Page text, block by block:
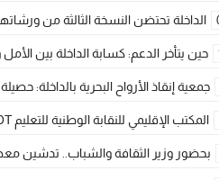
الداخلة تحتضن النسخة الثالثة من
حين يتأخر الدعم: كسابة الداخلة بين الأمل
جمعية إنقاذ الأرواح البحرية بالداخلة: حصيلة 2025 بين مهام الإنقاذ ومشروع “دار البحار”
المكتب الإقليمي للنقابة الوطنية للتعليم CDT يجتمع مع المدير الإقليمي لمناقشة ملفات جوهرية لنساء ورجال التعليم
بحضور وزير الثقافة والشباب.. تدشين معهد